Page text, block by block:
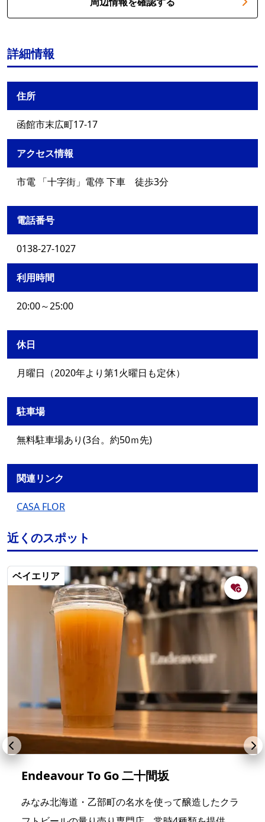
詳細情報
住所
函館市末広町17-17
アクセス情報
市電 「十字街」電停 下車 徒歩3分
電話番号
0138-27-1027
利用時間
20:00～25:00
休日
月曜日（2020年より第1火曜日も定休）
駐車場
無料駐車場あり(3台。約50ｍ先)
関連リンク
CASA FLOR
近くのスポット
ベイエリア
Endeavour To Go 二十間坂
みなみ北海道・乙部町の名水を使って醸造したクラ